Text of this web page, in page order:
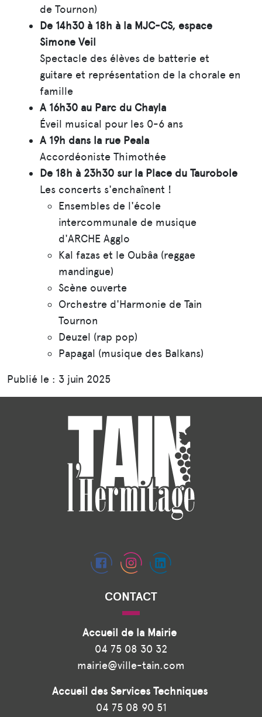
de Tournon)
De 14h30 à 18h à la MJC-CS, espace
Simone Veil
Spectacle des élèves de batterie et
guitare et représentation de la chorale en
famille
A 16h30 au Parc du Chayla
Éveil musical pour les 0-6 ans
A 19h dans la rue Peala
Accordéoniste Thimothée
De 18h à 23h30 sur la Place du Taurobole
Les concerts s'enchaînent !
Ensembles de l'école
intercommunale de musique
d'ARCHE Agglo
Kal fazas et le Oubâa (reggae
mandingue)
Scène ouverte
Orchestre d'Harmonie de Tain
Tournon
Deuzel (rap pop)
Papagal (musique des Balkans)
Publié le : 3 juin 2025
CONTACT
Accueil de la Mairie
04 75 08 30 32
mairie@ville-tain.com
Accueil des Services Techniques
04 75 08 90 51